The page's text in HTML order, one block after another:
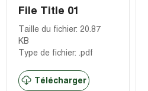
File Title 01
Taille du fichier: 20.87
KB
Type de fichier: .pdf
Télécharger